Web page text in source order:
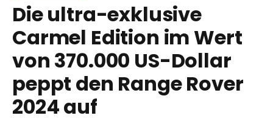
Die ultra-exklusive
Carmel Edition im Wert
von 370.000 US-Dollar
peppt den Range Rover
2024 auf